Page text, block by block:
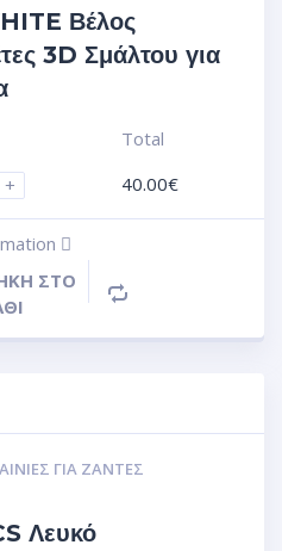
Βέλος
3D Σμάλτου για
+
Total
40.00€
ΣΤΟ
ΓΙΑ ΖΆΝΤΕΣ
Λευκό